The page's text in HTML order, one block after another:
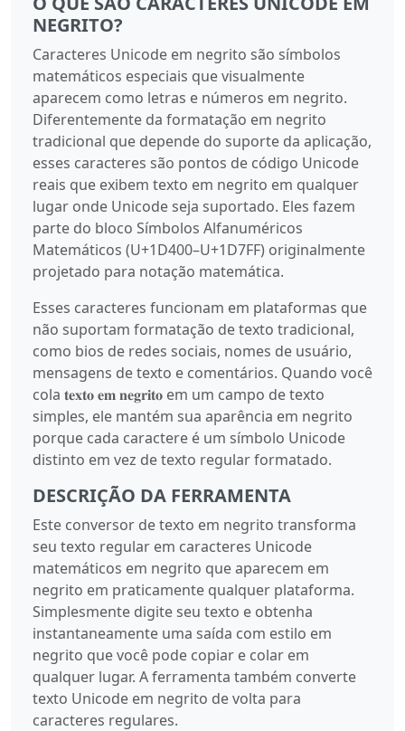
NEGRITO?
Caracteres Unicode em negrito são símbolos
matemáticos especiais que visualmente
aparecem como letras e números em negrito.
Diferentemente da formatação em negrito
tradicional que depende do suporte da aplicação,
esses caracteres são pontos de código Unicode
reais que exibem texto em negrito em qualquer
lugar onde Unicode seja suportado. Eles fazem
parte do bloco Símbolos Alfanuméricos
Matemáticos (U+1D400–U+1D7FF) originalmente
projetado para notação matemática.
Esses caracteres funcionam em plataformas que
não suportam formatação de texto tradicional,
como bios de redes sociais, nomes de usuário,
mensagens de texto e comentários. Quando você
cola 𝐭𝐞𝐱𝐭𝐨 𝐞𝐦 𝐧𝐞𝐠𝐫𝐢𝐭𝐨 em um campo de texto
simples, ele mantém sua aparência em negrito
porque cada caractere é um símbolo Unicode
distinto em vez de texto regular formatado.
DESCRIÇÃO DA FERRAMENTA
Este conversor de texto em negrito transforma
seu texto regular em caracteres Unicode
matemáticos em negrito que aparecem em
negrito em praticamente qualquer plataforma.
Simplesmente digite seu texto e obtenha
instantaneamente uma saída com estilo em
negrito que você pode copiar e colar em
qualquer lugar. A ferramenta também converte
texto Unicode em negrito de volta para
caracteres regulares.